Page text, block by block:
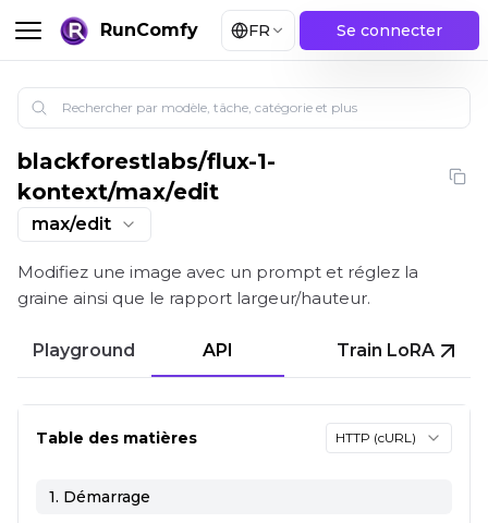
RunComfy FR Se connecter
FLUX Kontext Max : retouche avec graine et rapport
blackforestlabs/flux-1-
kontext/max/edit
max/edit
Modifiez une image avec un prompt et réglez la
graine ainsi que le rapport largeur/hauteur.
Playground API Train LoRA
Table des matières HTTP (cURL)
1. Démarrage